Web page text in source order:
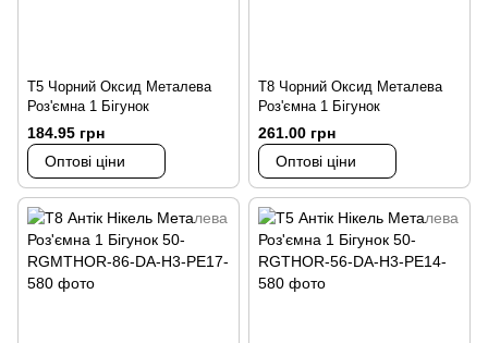
Т5 Чорний Оксид Металева
Роз'ємна 1 Бігунок
184.95 грн
Оптові ціни
Т8 Чорний Оксид Металева
Роз'ємна 1 Бігунок
261.00 грн
Оптові ціни